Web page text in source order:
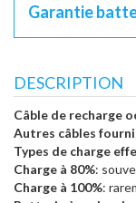
Garantie
DESCRIPTION
Câble de recharge
Autres câbles
Types de charge
Charge à 80%:
Charge à 100%: